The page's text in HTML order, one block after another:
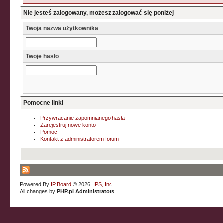
Nie jesteś zalogowany, możesz zalogować się poniżej
Twoja nazwa użytkownika
Twoje hasło
Pomocne linki
Przywracanie zapomnianego hasła
Zarejestruj nowe konto
Pomoc
Kontakt z administratorem forum
Powered By IP.Board © 2026 IPS, Inc
All changes byPHP.pl Administrators